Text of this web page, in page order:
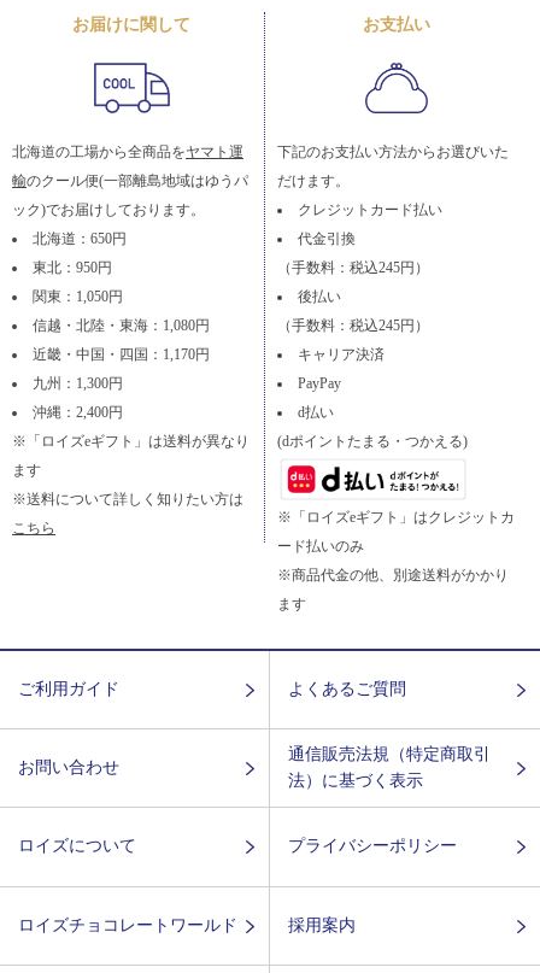
お届けに関して
北海道の工場から全商品をヤマト運
輸のクール便(一部離島地域はゆうパ
ック)でお届けしております。
北海道：650円
東北：950円
関東：1,050円
信越・北陸・東海：1,080円
近畿・中国・四国：1,170円
九州：1,300円
沖縄：2,400円
※「ロイズeギフト」は送料が異なり
ます
※送料について詳しく知りたい方は
こちら
お支払い
下記のお支払い方法からお選びいた
だけます。
クレジットカード払い
代金引換
（手数料：税込245円）
後払い
（手数料：税込245円）
キャリア決済
PayPay
d払い
(dポイントたまる・つかえる)
※「ロイズeギフト」はクレジットカ
ード払いのみ
※商品代金の他、別途送料がかかり
ます
ご利用ガイド よくあるご質問
お問い合わせ
通信販売法規（特定商取引
法）に基づく表示
ロイズについて プライバシーポリシー
ロイズチョコレートワールド 採用案内